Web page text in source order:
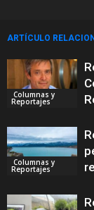
ARTÍCULO
Columnas y
Reportajes
Columnas y
Reportajes